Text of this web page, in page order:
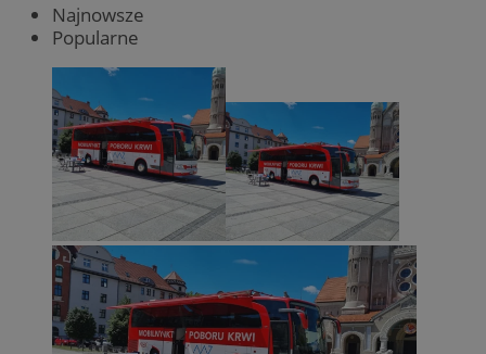
Najnowsze
Popularne